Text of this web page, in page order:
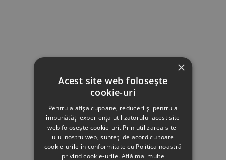
×
Acest site web folosește
cookie-uri
Pentru a afișa cupoane, reduceri și pentru a
îmbunătăți experiența utilizatorului acest site
web folosește cookie-uri. Prin utilizarea site-
ului nostru web, sunteți de acord cu toate
cookie-urile în conformitate cu Politica noastră
privind cookie-urile. Află mai multe